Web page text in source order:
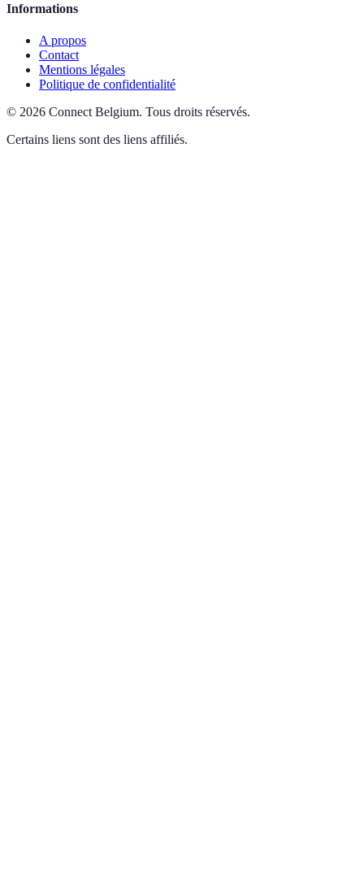
Informations
A propos
Contact
Mentions légales
Politique de confidentialité
© 2026 Connect Belgium. Tous droits réservés.
Certains liens sont des liens affiliés.